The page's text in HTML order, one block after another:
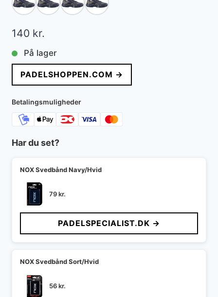
140 kr.
På lager
PADELSHOPPEN.COM →
Betalingsmuligheder
Har du set?
NOX Svedbånd Navy/Hvid
79kr.
PADELSPECIALIST.DK →
NOX Svedbånd Sort/Hvid
56kr.